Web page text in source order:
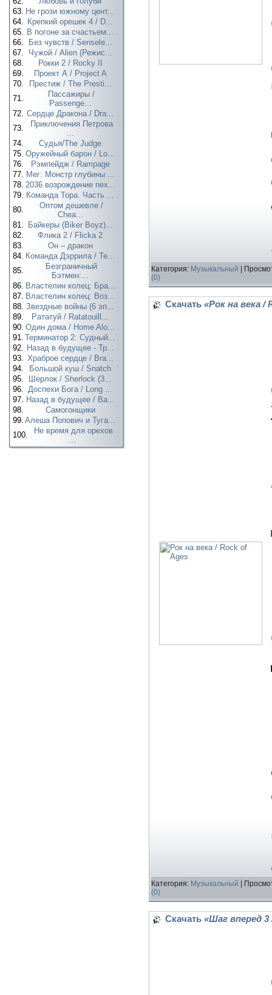
63. Не грози южному цент...
64. Крепкий орешек 4 / D...
65. В погоне за счастьем...
66.
Без чувств / Sensele...
67.
Чужой / Alien (Режис...
68.
Рокки 2 / Rocky II
69.
Проект А / Project A
70.
Престиж / The Presti...
71.
Пассажиры /
Passenge...
72. Сердце Дракона / Dra...
73.
Приключения Петрова
...
74.
Судья/The Judge
75. Оружейный барон / Lo...
76.
Рэмпейдж / Rampage
77. Мег: Монстр глубины ...
78. 2036 возрождение nex...
79. Команда Тора. Часть ...
80.
Оптом дешевле /
Chea...
81.
Байкеры (Biker Boyz)...
82.
Флика 2 / Flicka 2
83.
Он – дракон
84. Команда Дэррила / Te...
85.
Безграничный
Бэтмен:...
86. Властелин колец: Бра...
87. Властелин колец: Воз...
88. Звездные войны (6 эп...
89.
Рататуй / Ratatouill...
90. Один дома / Home Alo...
91. Терминатор 2: Судный...
92. Назад в будущее - Тр...
93. Храброе сердце / Bra...
94.
Большой куш / Snatch
95.
Шерлок / Sherlock (3...
96. Доспехи Бога / Long ...
97. Назад в будущее / Ba...
98.
Самогонщики
99. Алеша Попович и Туга...
100.
Не время для орехов
...
Категория: Музыкальный |
(0)
Скачать «Рок на века /
Категория: Музыкальный |
(0)
Скачать «Шаг вперед 3